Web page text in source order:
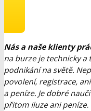
Nás a naše klienty
na burze je technicky
podnikání na světě.
povolení, registrace,
a peníze. Je dobré
přitom iluze ani peníze.